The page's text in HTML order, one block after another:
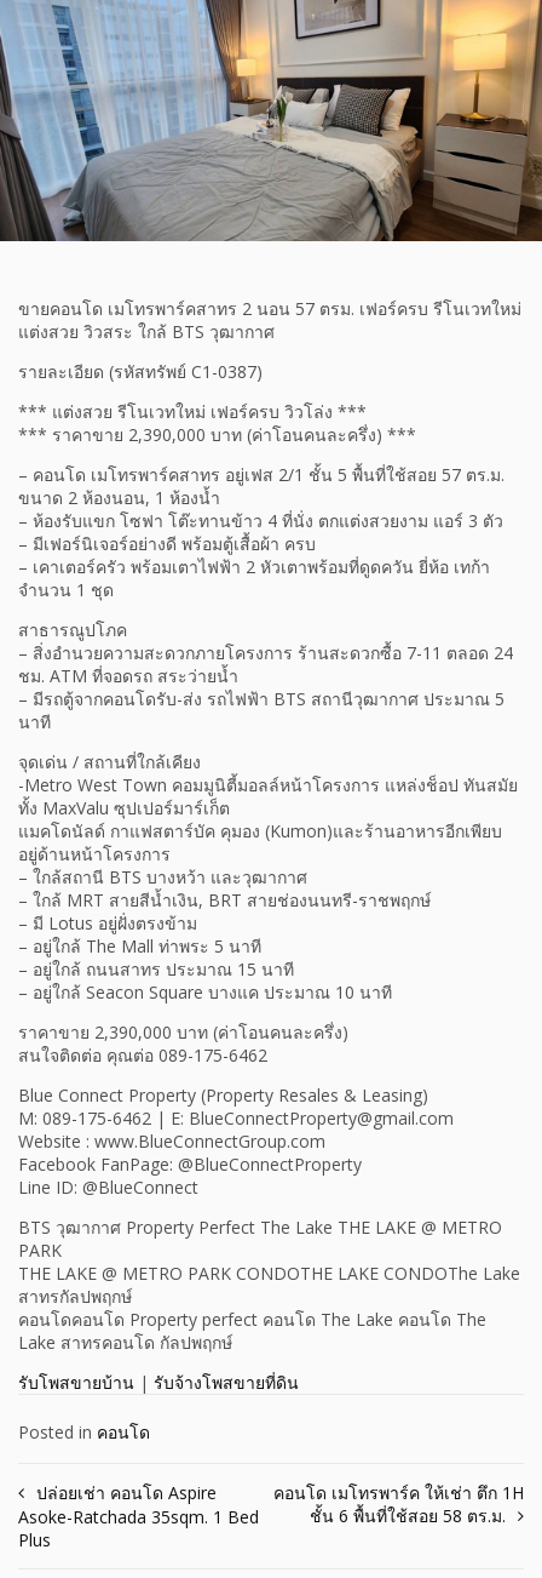
ขายคอนโด เมโทรพาร์คสาทร 2 นอน 57 ตรม. เฟอร์ครบ รีโนเวทใหม่
แต่งสวย วิวสระ ใกล้ BTS วุฒากาศ
รายละเอียด (รหัสทรัพย์ C1-0387)
*** แต่งสวย รีโนเวทใหม่ เฟอร์ครบ วิวโล่ง ***
*** ราคาขาย 2,390,000 บาท (ค่าโอนคนละครึ่ง) ***
– คอนโด เมโทรพาร์คสาทร อยู่เฟส 2/1 ชั้น 5 พื้นที่ใช้สอย 57 ตร.ม.
ขนาด 2 ห้องนอน, 1 ห้องน้ำ
– ห้องรับแขก โซฟา โต๊ะทานข้าว 4 ที่นั่ง ตกแต่งสวยงาม แอร์ 3 ตัว
– มีเฟอร์นิเจอร์อย่างดี พร้อมตู้เสื้อผ้า ครบ
– เคาเตอร์ครัว พร้อมเตาไฟฟ้า 2 หัวเตาพร้อมที่ดูดควัน ยี่ห้อ เทก้า
จำนวน 1 ชุด
สาธารณูปโภค
– สิ่งอำนวยความสะดวกภายโครงการ ร้านสะดวกซื้อ 7-11 ตลอด 24
ชม. ATM ที่จอดรถ สระว่ายน้ำ
– มีรถตู้จากคอนโดรับ-ส่ง รถไฟฟ้า BTS สถานีวุฒากาศ ประมาณ 5
นาที
จุดเด่น / สถานที่ใกล้เคียง
-Metro West Town คอมมูนิตี้มอลล์หน้าโครงการ แหล่งช็อป ทันสมัย
ทั้ง MaxValu ซุปเปอร์มาร์เก็ต
แมคโดนัลด์ กาแฟสตาร์บัค คุมอง (Kumon)และร้านอาหารอีกเพียบ
อยู่ด้านหน้าโครงการ
– ใกล้สถานี BTS บางหว้า และวุฒากาศ
– ใกล้ MRT สายสีน้ำเงิน, BRT สายช่องนนทรี-ราชพฤกษ์
– มี Lotus อยู่ฝั่งตรงข้าม
– อยู่ใกล้ The Mall ท่าพระ 5 นาที
– อยู่ใกล้ ถนนสาทร ประมาณ 15 นาที
– อยู่ใกล้ Seacon Square บางแค ประมาณ 10 นาที
ราคาขาย 2,390,000 บาท (ค่าโอนคนละครึ่ง)
สนใจติดต่อ คุณต่อ 089-175-6462
Blue Connect Property (Property Resales & Leasing)
M: 089-175-6462 | E: BlueConnectProperty@gmail.com
Website : www.BlueConnectGroup.com
Facebook FanPage: @BlueConnectProperty
Line ID: @BlueConnect
BTS วุฒากาศ Property Perfect The Lake THE LAKE @ METRO
PARK
THE LAKE @ METRO PARK CONDOTHE LAKE CONDOThe Lake
สาทรกัลปพฤกษ์
คอนโดคอนโด Property perfect คอนโด The Lake คอนโด The
Lake สาทรคอนโด กัลปพฤกษ์
รับโพสขายบ้าน | รับจ้างโพสขายที่ดิน
Posted in คอนโด
Post
navigation
ปล่อยเช่า คอนโด Aspire
Asoke-Ratchada 35sqm. 1 Bed
Plus
คอนโด เมโทรพาร์ค ให้เช่า ตึก 1H
ชั้น 6 พื้นที่ใช้สอย 58 ตร.ม.